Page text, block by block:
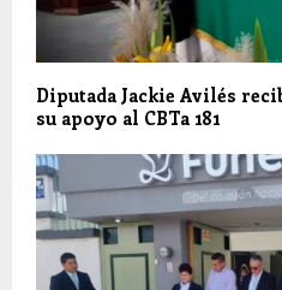
Diputada Jackie Avilés
su apoyo al CBTa 181